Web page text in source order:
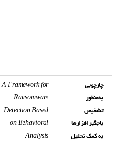
چارچوبی
به‌منظور
تشخیص
باجگیرافزارها
به کمک تحلیل
A Framework for
Ransomware
Detection Based
on Behavioral
Analysis